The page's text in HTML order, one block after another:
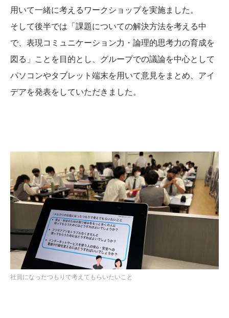
用いて一緒に考えるワークショップを実施ました。
そして後半では「課題についての解決方法を考える中
で、表現コミュニケーション力・論理的思考力の育成を
図る」ことを目的とし、グループでの議論を中心として
パソコンやタブレット端末を用いて意見をまとめ、アイ
デアを発表をしていただきました。
社員になったつもりで考えてもらいたいこと